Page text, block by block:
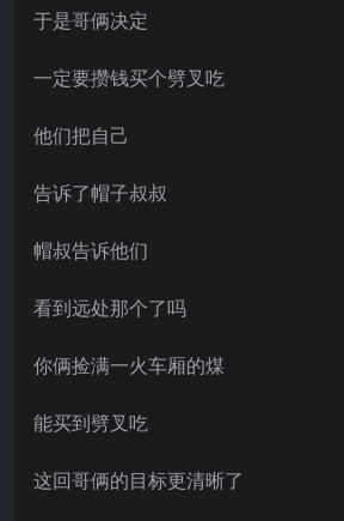
于是哥俩决定
一定要攒钱买个劈叉吃
他们把自己
告诉了帽子叔叔
帽叔告诉他们
看到远处那个了吗
你俩捡满一火车厢的煤
能买到劈叉吃
这回哥俩的目标更清晰了